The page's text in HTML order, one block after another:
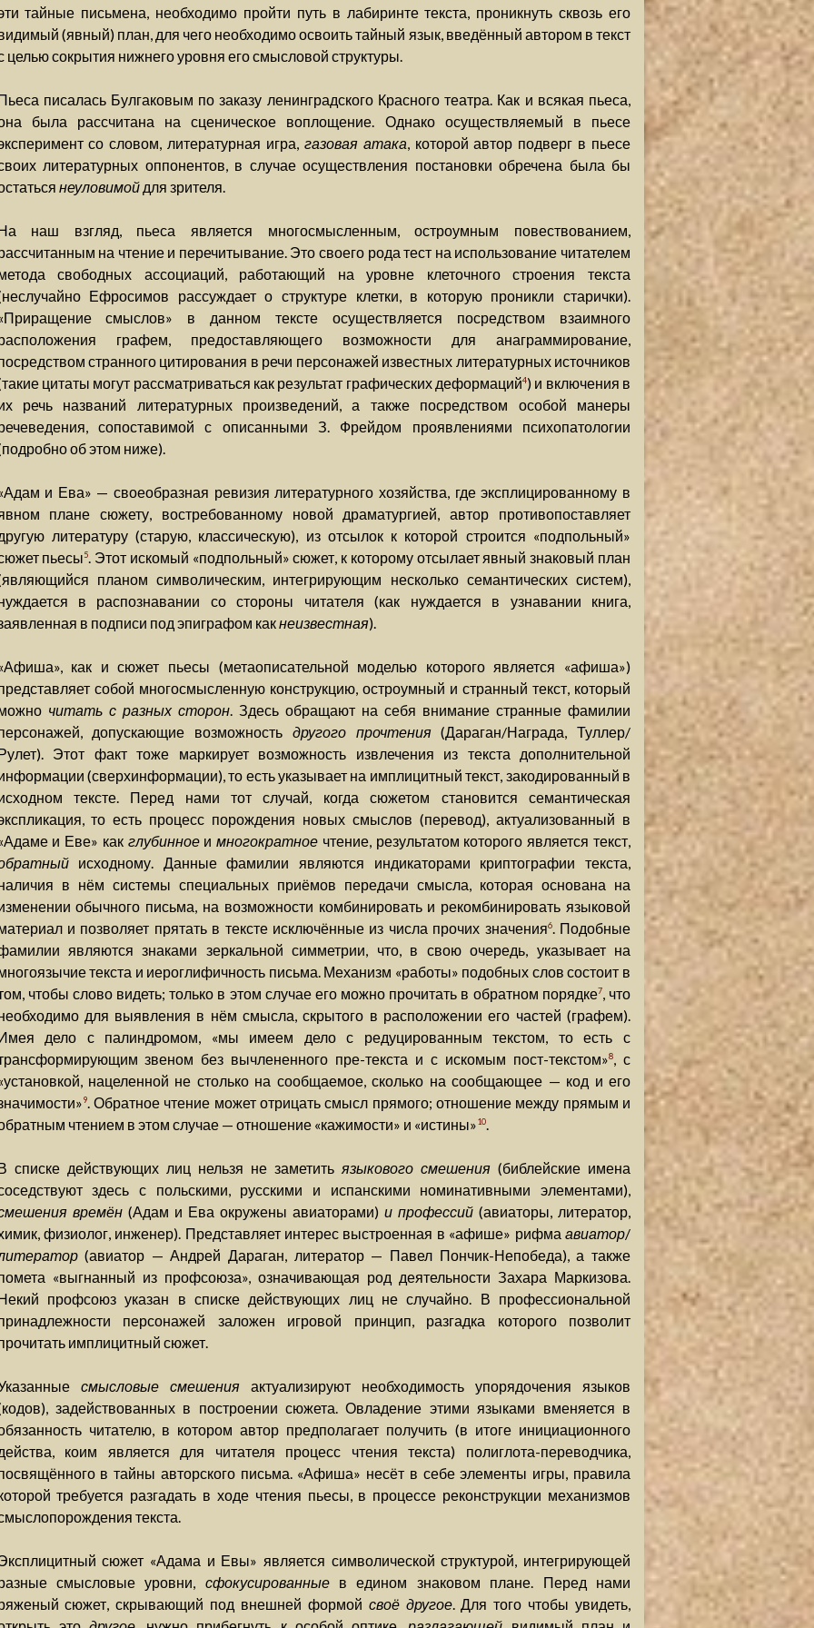
тайные письмена, необходимо пройти путь в лабиринте текста, проникнуть сквозь его
(явный) план, для чего необходимо освоить тайный язык, введённый автором в текст
целью сокрытия нижнего уровня его смысловой структуры.
писалась Булгаковым по заказу ленинградского Красного театра. Как и всякая пьеса,
была рассчитана на сценическое воплощение. Однако осуществляемый в пьесе
со словом, литературная игра, газовая атака, которой автор подверг в пьесе
литературных оппонентов, в случае осуществления постановки обречена была бы
неуловимойдля зрителя.
наш взгляд, пьеса является многосмысленным, остроумным повествованием,
на чтение и перечитывание. Это своего рода тест на использование читателем
свободных ассоциаций, работающий на уровне клеточного строения текста
Ефросимов рассуждает о структуре клетки, в которую проникли старички).
смыслов» в данном тексте осуществляется посредством взаимного
графем, предоставляющего возможности для анаграммирование,
странного цитирования в речи персонажей известных литературных источников
цитаты могут рассматриваться как результат графических деформаций4) и включения в
речь названий литературных произведений, а также посредством особой манеры
сопоставимой с описанными З. Фрейдом проявлениями психопатологии
об этом ниже).
и Ева» — своеобразная ревизия литературного хозяйства, где эксплицированному в
плане сюжету, востребованному новой драматургией, автор противопоставляет
литературу (старую, классическую), из отсылок к которой строится «подпольный»
пьесы5. Этот искомый «подпольный» сюжет, к которому отсылает явный знаковый план
планом символическим, интегрирующим несколько семантических систем),
в распознавании со стороны читателя (как нуждается в узнавании книга,
в подписи под эпиграфом какнеизвестная).
как и сюжет пьесы (метаописательной моделью которого является «афиша»)
собой многосмысленную конструкцию, остроумный и странный текст, который
читать с разных сторон. Здесь обращают на себя внимание странные фамилии
допускающие возможность другого прочтения(Дараган/Награда, Туллер/
Этот факт тоже маркирует возможность извлечения из текста дополнительной
(сверхинформации), то есть указывает на имплицитный текст, закодированный в
тексте. Перед нами тот случай, когда сюжетом становится семантическая
то есть процесс порождения новых смыслов (перевод), актуализованный в
и Еве» как глубинноеимногократное чтение, результатом которого является текст,
исходному. Данные фамилии являются индикаторами криптографии текста,
в нём системы специальных приёмов передачи смысла, которая основана на
обычного письма, на возможности комбинировать и рекомбинировать языковой
и позволяет прятать в тексте исключённые из числа прочих значения6. Подобные
являются знаками зеркальной симметрии, что, в свою очередь, указывает на
текста и иероглифичность письма. Механизм «работы» подобных слов состоит в
чтобы слово видеть; только в этом случае его можно прочитать в обратном порядке7, что
для выявления в нём смысла, скрытого в расположении его частей (графем).
дело с палиндромом, «мы имеем дело с редуцированным текстом, то есть с
звеном без вычлененного пре-текста и с искомым пост-текстом»8, с
нацеленной не столько на сообщаемое, сколько на сообщающее — код и его
9. Обратное чтение может отрицать смысл прямого; отношение между прямым и
чтением в этом случае — отношение «кажимости» и «истины»10.
списке действующих лиц нельзя не заметить языкового смешения(библейские имена
здесь с польскими, русскими и испанскими номинативными элементами),
времён(Адам и Ева окружены авиаторами) и профессий(авиаторы, литератор,
физиолог, инженер). Представляет интерес выстроенная в «афише» рифма авиатор/
(авиатор — Андрей Дараган, литератор — Павел Пончик-Непобеда), а также
«выгнанный из профсоюза», означивающая род деятельности Захара Маркизова.
профсоюз указан в списке действующих лиц не случайно. В профессиональной
персонажей заложен игровой принцип, разгадка которого позволит
имплицитный сюжет.
смысловые смешенияактуализируют необходимость упорядочения языков
задействованных в построении сюжета. Овладение этими языками вменяется в
читателю, в котором автор предполагает получить (в итоге инициационного
коим является для читателя процесс чтения текста) полиглота-переводчика,
в тайны авторского письма. «Афиша» несёт в себе элементы игры, правила
требуется разгадать в ходе чтения пьесы, в процессе реконструкции механизмов
текста.
сюжет «Адама и Евы» является символической структурой, интегрирующей
смысловые уровни, сфокусированныев едином знаковом плане. Перед нами
сюжет, скрывающий под внешней формой своё другое. Для того чтобы увидеть,